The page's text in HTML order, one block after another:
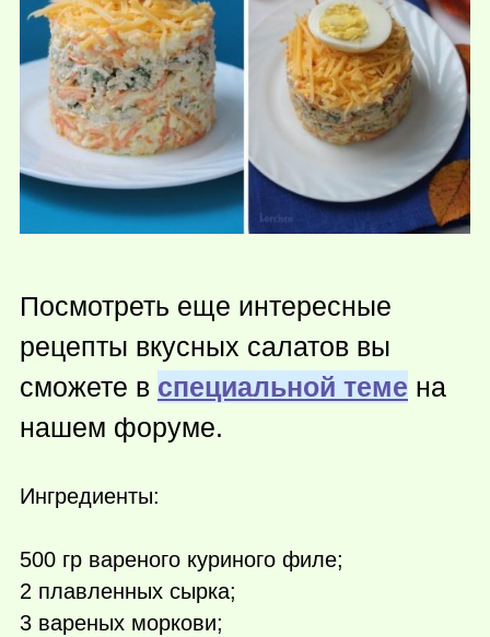
Посмотреть еще интересные
рецепты вкусных салатов вы
сможете в специальной теме на
нашем форуме.
Ингредиенты:
500 гр вареного куриного филе;
2 плавленных сырка;
3 вареных моркови;